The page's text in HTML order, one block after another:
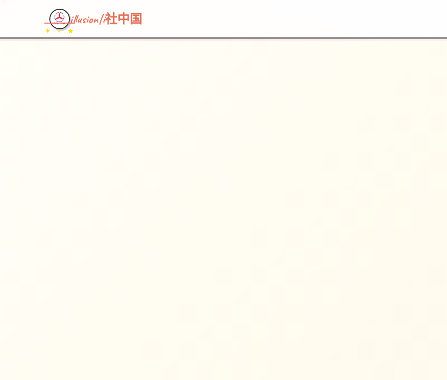
✦ ✧ ★
illusion|i社中国